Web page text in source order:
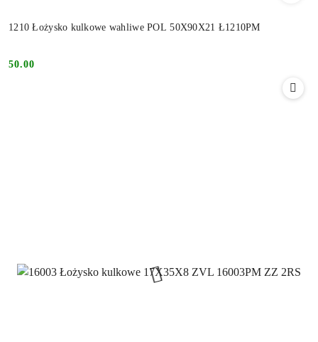
1210 Łożysko kulkowe wahliwe POL 50X90X21 Ł1210PM
Cena:
50.00